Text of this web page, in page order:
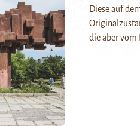
Diese auf
die aber vom